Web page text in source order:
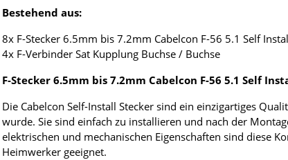
Bestehend aus:
8x F-Stecker 6.5mm bis 7.2mm Cabelcon F-56 5.1 Self
4x F-Verbinder Sat Kupplung Buchse / Buchse
F-Stecker 6.5mm bis 7.2mm Cabelcon F-56 5.1 Self
Die Cabelcon Self-Install Stecker sind ein einzigartiges
wurde. Sie sind einfach zu installieren und nach der
elektrischen und mechanischen Eigenschaften sind diese
Heimwerker geeignet.